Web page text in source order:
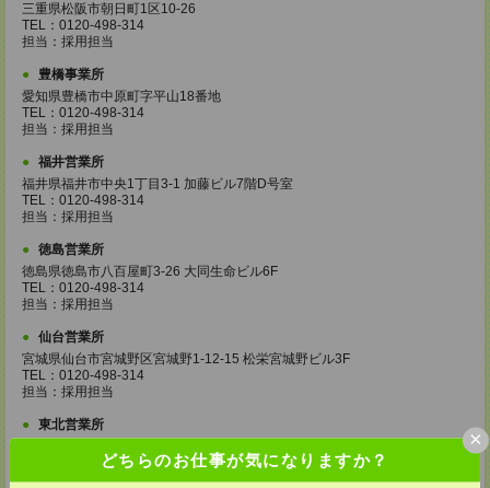
どちらのお仕事が気になりますか？
×
三重県松阪市朝日町1区10-26
TEL：0120-498-314
担当：採用担当
豊橋事業所
愛知県豊橋市中原町字平山18番地
TEL：0120-498-314
担当：採用担当
福井営業所
福井県福井市中央1丁目3-1 加藤ビル7階D号室
TEL：0120-498-314
担当：採用担当
徳島営業所
徳島県徳島市八百屋町3-26 大同生命ビル6F
TEL：0120-498-314
担当：採用担当
仙台営業所
宮城県仙台市宮城野区宮城野1-12-15 松栄宮城野ビル3F
TEL：0120-498-314
担当：採用担当
東北営業所
TEL：0120-498-314
担当：採用担当